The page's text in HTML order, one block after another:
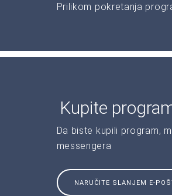
Prilikom pokretanja
Kupite
Da biste kupili program,
messengera
NARUČITE SLANJEM E-